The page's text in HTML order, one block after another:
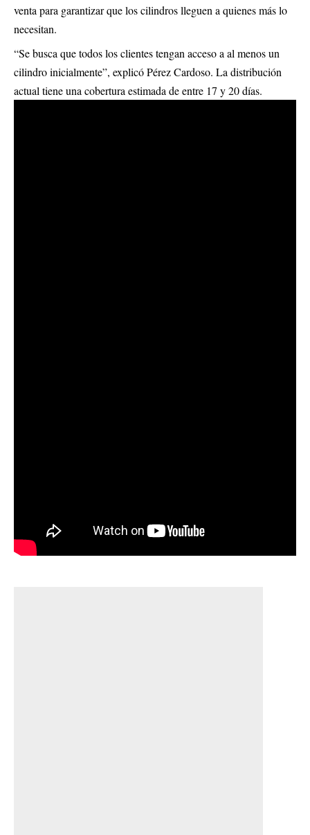
venta para garantizar que los cilindros lleguen a quienes más lo
necesitan.
“Se busca que todos los clientes tengan acceso a al menos un
cilindro inicialmente”, explicó Pérez Cardoso. La distribución
actual tiene una cobertura estimada de entre 17 y 20 días.